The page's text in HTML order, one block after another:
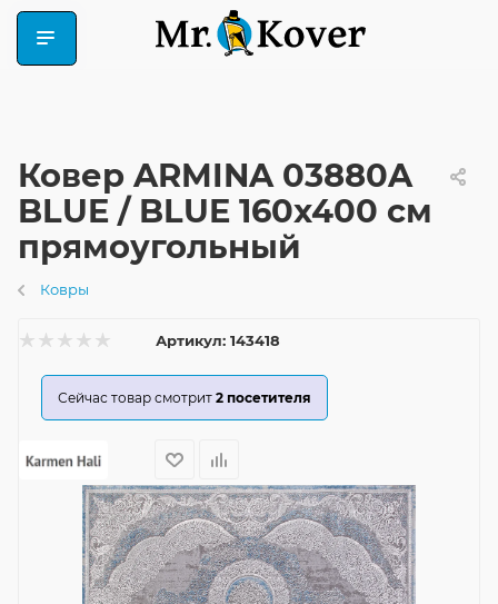
Ковер ARMINA 03880A
BLUE / BLUE 160x400 см
прямоугольный
Ковры
Артикул: 143418
Сейчас товар смотрит 2 посетителя